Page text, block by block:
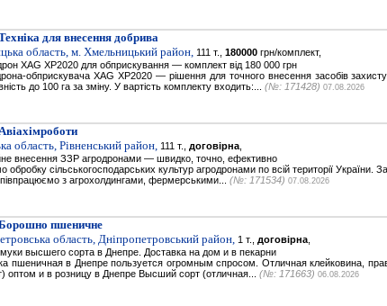
для внесення добрива
область, м. Хмельницький район, 111 т., 180000 грн/комплект,
XAG XP2020 для обприскування — комплект від 180 000 грн
обприскувача XAG XP2020 — рішення для точного внесення засобів
до 100 га за зміну. У вартість комплекту входить:... (№: 171428) 07.08.2026
область, Рівненський район, 111 т., договірна
внесення ЗЗР агродронами — швидко, точно, ефективно
обробку сільськогосподарських культур агродронами по всій території України.
з агрохолдингами, фермерськими... (№: 171534) 07.08.2026
пшеничне
область, Дніпропетровський район, 1 т., договірна
высшего сорта в Днепре. Доставка на дом и в пекарни
пшеничная в Днепре пользуется огромным спросом. Отличная клейковина,
оптом и в розницу в Днепре Высший сорт (отличная... (№: 171663) 06.08.2026